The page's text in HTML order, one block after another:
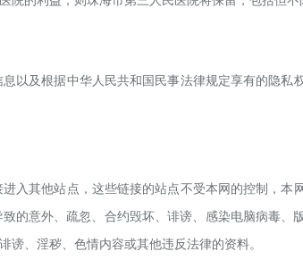
以及根据中华人民共和国民事法律规定享有的隐私
其他站点，这些链接的站点不受本网的控制，本
的意外、疏忽、合约毁坏、诽谤、感染电脑病毒、
、淫秽、色情内容或其他违反法律的资料。